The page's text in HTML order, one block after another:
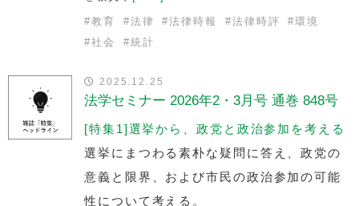
#教育 #法律 #法律時報 #法律時評 #環境
#社会 #統計
2025.12.25
法学セミナー 2026年2・3月号 通巻 848号
[特集1]選挙から、政党と政治参加を考える
選挙にまつわる素朴な疑問に答え、政党の
意義と限界、および市民の政治参加の可能
性について考える。